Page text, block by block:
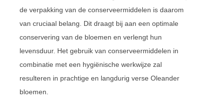
de verpakking van de conserveermiddelen is daarom
van cruciaal belang. Dit draagt bij aan een optimale
conservering van de bloemen en verlengt hun
levensduur. Het gebruik van conserveermiddelen in
combinatie met een hygiënische werkwijze zal
resulteren in prachtige en langdurig verse Oleander
bloemen.